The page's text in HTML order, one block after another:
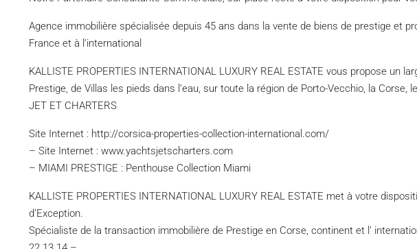
Agence immobilière spécialisée depuis 45 ans dans la vente de biens de prestige et
France et à l’international
KALLISTE PROPERTIES INTERNATIONAL LUXURY REAL ESTATE vous propose un
Prestige, de Villas les pieds dans l’eau, sur toute la région de Porto-Vecchio, la Corse,
JET ET CHARTERS
Site Internet : http://corsica-properties-collection-international.com/
– Site Internet : www.yachtsjetscharters.com
– MIAMI PRESTIGE : Penthouse Collection Miami
KALLISTE PROPERTIES INTERNATIONAL LUXURY REAL ESTATE met à votre
d’Exception.
Spécialiste de la transaction immobilière de Prestige en Corse, continent et l’